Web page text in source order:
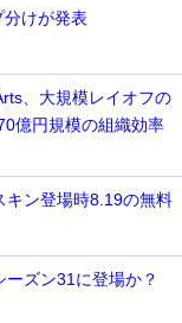
分けが発表
、大規模レイオフの
億円規模の組織効率
キン登場時8.19の無料
ーズン31に登場か？